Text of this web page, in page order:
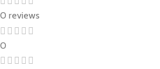
0 reviews
0